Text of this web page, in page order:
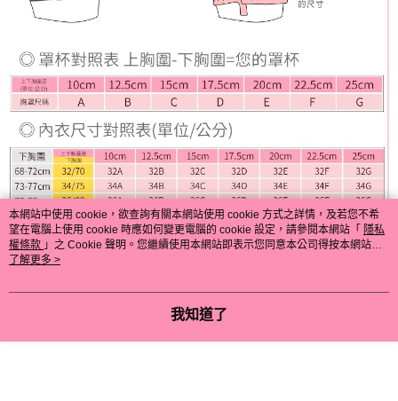
本網站中使用 cookie，欲查詢有關本網站使用 cookie 方式之詳情，及若您不希
望在電腦上使用 cookie 時應如何變更電腦的 cookie 設定，請參閱本網站「 隱私
權條款 」之 Cookie 聲明。您繼續使用本網站即表示您同意本公司得按本網站使
用條款之 Cookie 聲明使用 cookie。
了解更多 >
我知道了